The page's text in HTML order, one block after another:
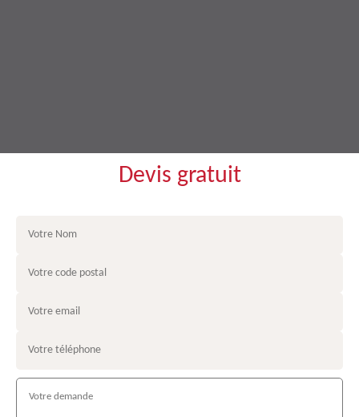
Devis gratuit